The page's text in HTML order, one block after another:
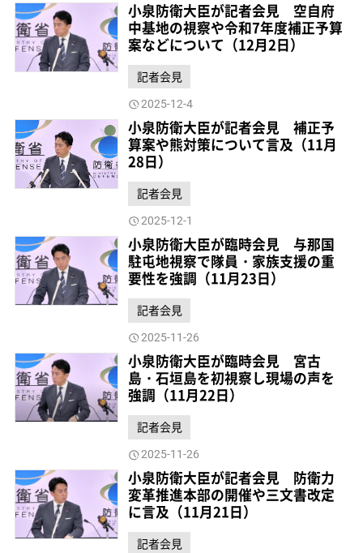
小泉防衛大臣が記者会見 空自府
中基地の視察や令和7年度補正予算
案などについて（12月2日）
記者会見
2025-12-4
小泉防衛大臣が記者会見 補正予
算案や熊対策について言及（11月
28日）
記者会見
2025-12-1
小泉防衛大臣が臨時会見 与那国
駐屯地視察で隊員・家族支援の重
要性を強調（11月23日）
記者会見
2025-11-26
小泉防衛大臣が臨時会見 宮古
島・石垣島を初視察し現場の声を
強調（11月22日）
記者会見
2025-11-26
小泉防衛大臣が記者会見 防衛力
変革推進本部の開催や三文書改定
に言及（11月21日）
記者会見